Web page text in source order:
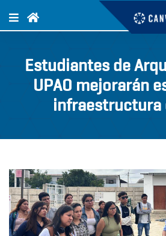
Estudiantes de
UPAO mejorarán
infraestructura